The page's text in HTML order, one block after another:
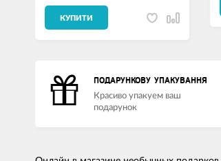
КУПИТИ
ПОДАРУНКОВУ УПАКУВАННЯ
Красиво упакуем ваш
подарунок